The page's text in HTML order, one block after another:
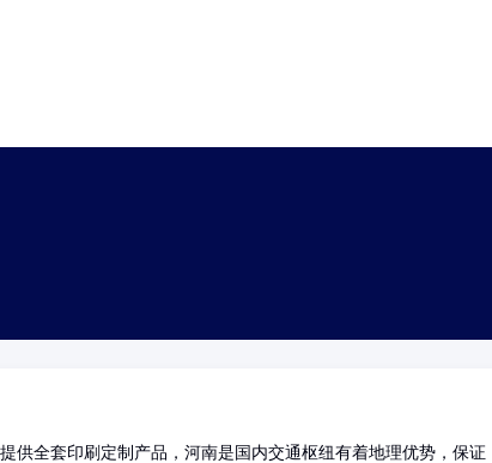
供全套印刷定制产品，河南是国内交通枢纽有着地理优势，保证